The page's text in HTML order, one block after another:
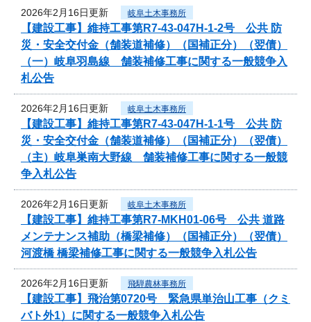
2026年2月16日更新 岐阜土木事務所
【建設工事】維持工事第R7-43-047H-1-2号 公共 防
災・安全交付金（舗装道補修）（国補正分）（翌債）
（一）岐阜羽島線 舗装補修工事に関する一般競争入
札公告
2026年2月16日更新 岐阜土木事務所
【建設工事】維持工事第R7-43-047H-1-1号 公共 防
災・安全交付金（舗装道補修）（国補正分）（翌債）
（主）岐阜巣南大野線 舗装補修工事に関する一般競
争入札公告
2026年2月16日更新 岐阜土木事務所
【建設工事】維持工事第R7-MKH01-06号 公共 道路
メンテナンス補助（橋梁補修）（国補正分）（翌債）
河渡橋 橋梁補修工事に関する一般競争入札公告
2026年2月16日更新 飛騨農林事務所
【建設工事】飛治第0720号 緊急県単治山工事（クミ
バト外1）に関する一般競争入札公告